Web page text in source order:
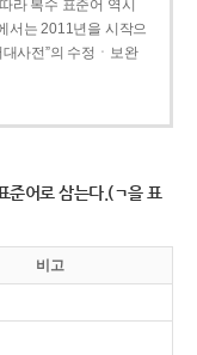
라 복수 표준어 역시
서는 2011년을 시작으
사전”의 수정ㆍ보완
준어로 삼는다.(ㄱ을 표
비고